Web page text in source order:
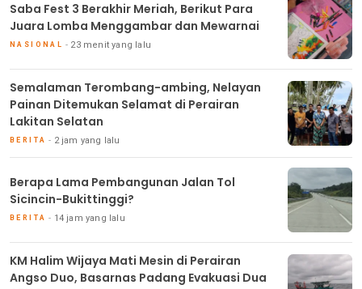
Saba Fest 3 Berakhir Meriah, Berikut Para
Juara Lomba Menggambar dan Mewarnai
NASIONAL 23 menit yang lalu
Semalaman Terombang-ambing, Nelayan
Painan Ditemukan Selamat di Perairan
Lakitan Selatan
BERITA 2 jam yang lalu
Berapa Lama Pembangunan Jalan Tol
Sicincin-Bukittinggi?
BERITA 14 jam yang lalu
KM Halim Wijaya Mati Mesin di Perairan
Angso Duo, Basarnas Padang Evakuasi Dua